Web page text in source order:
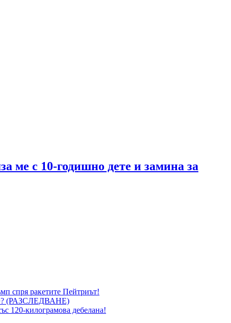
ме с 10-годишно дете и замина за
спря ракетите Пейтриът!
(РАЗСЛЕДВАНЕ)
120-килограмова дебелана!